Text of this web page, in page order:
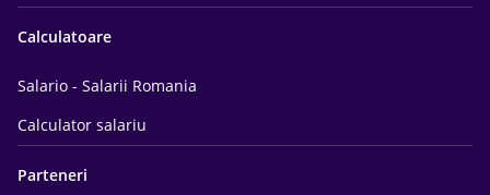
Calculatoare
Salario - Salarii Romania
Calculator salariu
Parteneri